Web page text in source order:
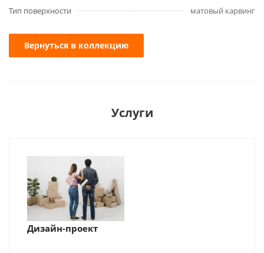
Тип поверхности
матовый карвинг
Вернуться в коллекцию
Услуги
Дизайн-проект